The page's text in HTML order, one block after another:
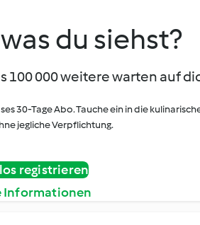
du siehst?
100 000 weitere warten auf
30-Tage Abo. Tauche ein in die
jegliche Verpflichtung.
registrieren
Informationen